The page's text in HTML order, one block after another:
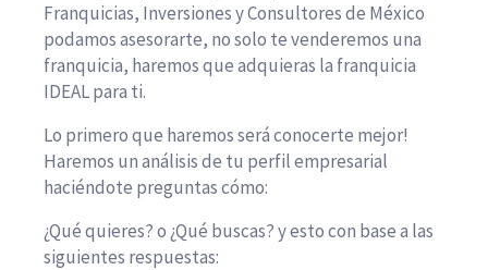
Franquicias, Inversiones y Consultores de México
podamos asesorarte, no solo te venderemos una
franquicia, haremos que adquieras la franquicia
IDEAL para ti.
Lo primero que haremos será conocerte mejor!
Haremos un análisis de tu perfil empresarial
haciéndote preguntas cómo:
¿Qué quieres? o ¿Qué buscas? y esto con base a las
siguientes respuestas: